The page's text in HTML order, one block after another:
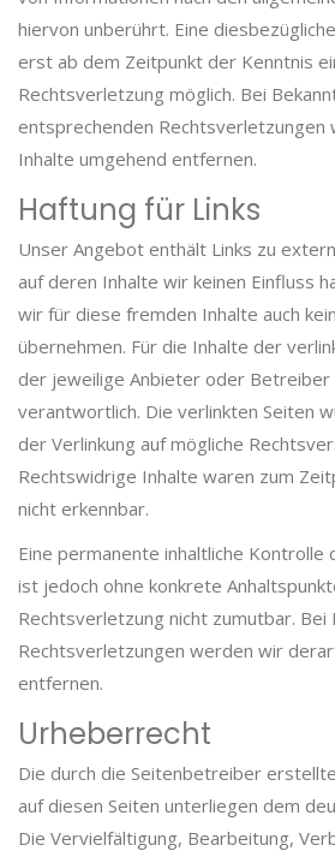
hiervon unberührt. Eine
erst ab dem Zeitpunkt der Kenntnis
Rechtsverletzung möglich. Bei
entsprechenden Rechtsverletzungen
Inhalte umgehend entfernen.
Haftung für Links
Unser Angebot enthält Links zu
auf deren Inhalte wir keinen Einfluss
wir für diese fremden Inhalte auch
übernehmen. Für die Inhalte der
der jeweilige Anbieter oder Betreiber
verantwortlich. Die verlinkten Seiten
der Verlinkung auf mögliche
Rechtswidrige Inhalte waren zum
nicht erkennbar.
Eine permanente inhaltliche Kontrolle
ist jedoch ohne konkrete
Rechtsverletzung nicht zumutbar. Bei
Rechtsverletzungen werden wir
entfernen.
Urheberrecht
Die durch die Seitenbetreiber
auf diesen Seiten unterliegen dem
Die Vervielfältigung, Bearbeitung,